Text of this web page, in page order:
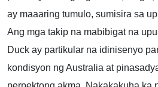
ay maaaring tumulo, sumisira sa
Ang mga takip na mabibigat na
Duck ay partikular na idinisenyo
kondisyon ng Australia at